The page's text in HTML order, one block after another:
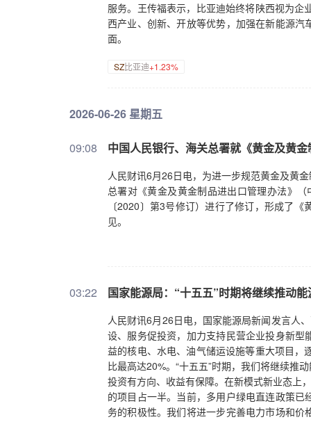
服务。王传福表示，比亚迪始终将陕西视为
西产业、创新、开放等优势，加强在新能源
面。
SZ比亚迪+1.23%
2026-06-26 星期五
09:08 中国人民银行、海关总署就《黄金及黄
人民财讯6月26日电，为进一步规范黄金及黄
总署对《黄金及黄金制品进出口管理办法》
〔2020〕第3号修订）进行了修订，形成了
见。
03:22 国家能源局：“十五五”时期将继续推动
人民财讯6月26日电，国家能源局新闻发言人
设、服务促投资，加力支持民营企业投身新
益的核电、水电、油气储运设施等重大项目
比最高达20%。“十五五”时期，我们将继续推
投资有方向、收益有保障。在新模式新业态上
的项目占一半。当前，多用户绿电直连政策
务的积极性。我们将进一步完善电力市场和